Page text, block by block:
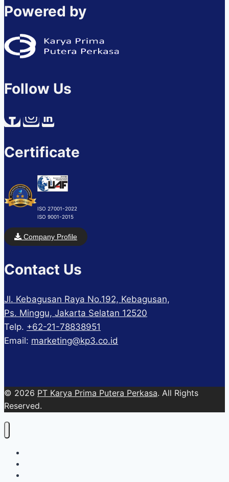
Powered by
Follow Us
Certificate
ISO 27001-2022
ISO 9001-2015
Company Profile
Contact Us
Jl. Kebagusan Raya No.192, Kebagusan,
Ps. Minggu, Jakarta Selatan 12520
Telp. +62-21-78838951
Email: marketing@kp3.co.id
© 2026 PT Karya Prima Putera Perkasa. All Rights
Reserved.